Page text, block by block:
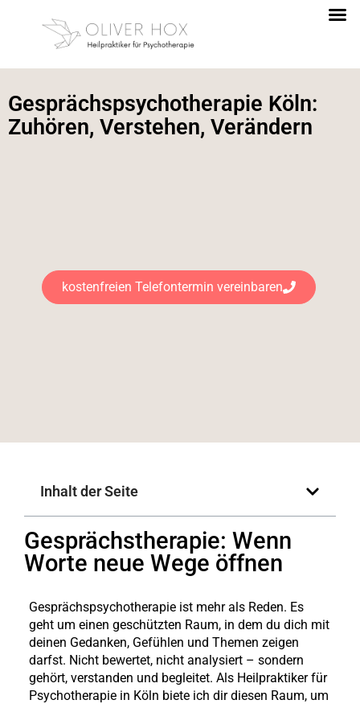
Gesprächspsychotherapie Köln:
Zuhören, Verstehen, Verändern
kostenfreien Telefontermin vereinbaren
Inhalt der Seite
Gesprächstherapie: Wenn
Worte neue Wege öffnen
Gesprächspsychotherapie ist mehr als Reden. Es
geht um einen geschützten Raum, in dem du dich mit
deinen Gedanken, Gefühlen und Themen zeigen
darfst. Nicht bewertet, nicht analysiert – sondern
gehört, verstanden und begleitet. Als Heilpraktiker für
Psychotherapie in Köln biete ich dir diesen Raum, um